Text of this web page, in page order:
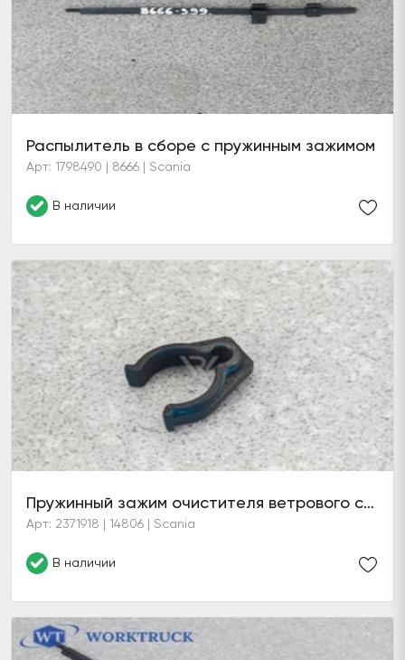
Распылитель в сборе с пружинным зажимом
Арт: 1798490 | 8666 | Scania
В наличии
Пружинный зажим очистителя ветрового стекла (6 серия)
Арт: 2371918 | 14806 | Scania
В наличии